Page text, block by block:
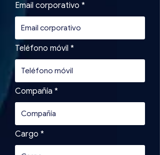
Email corporativo
Teléfono móvil
Compañía
Cargo